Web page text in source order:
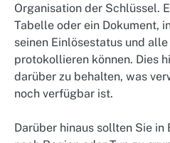
Organisation der Schlüssel.
Tabelle oder ein Dokument,
seinen Einlösestatus und
protokollieren können. Dies
darüber zu behalten, was
noch verfügbar ist.
Darüber hinaus sollten Sie in